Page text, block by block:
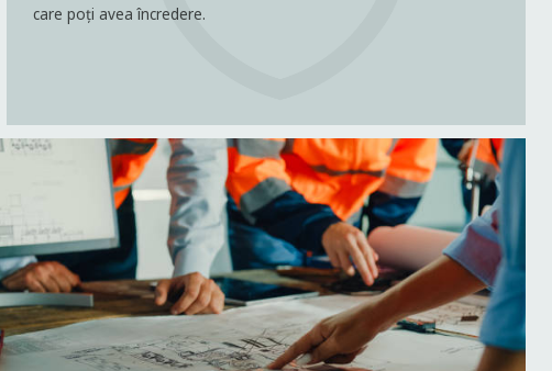
care poți avea încredere.